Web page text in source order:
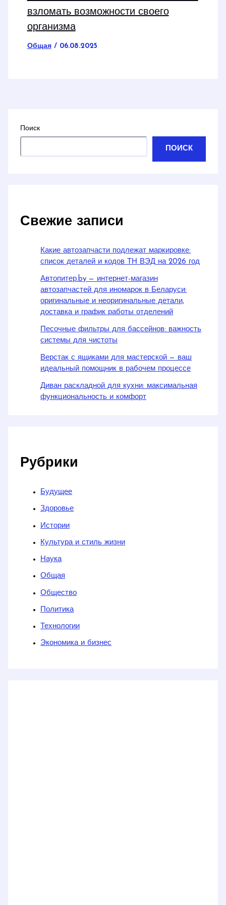
взломать возможности своего
организма
Общая/ 06.08.2025
Поиск
ПОИСК
Свежие записи
Какие автозапчасти подлежат маркировке:
список деталей и кодов ТН ВЭД на 2026 год
Автопитер.by — интернет-магазин
автозапчастей для иномарок в Беларуси:
оригинальные и неоригинальные детали,
доставка и график работы отделений
Песочные фильтры для бассейнов: важность
системы для чистоты
Верстак с ящиками для мастерской — ваш
идеальный помощник в рабочем процессе
Диван раскладной для кухни: максимальная
функциональность и комфорт
Рубрики
Будущее
Здоровье
Истории
Культура и стиль жизни
Наука
Общая
Общество
Политика
Технологии
Экономика и бизнес